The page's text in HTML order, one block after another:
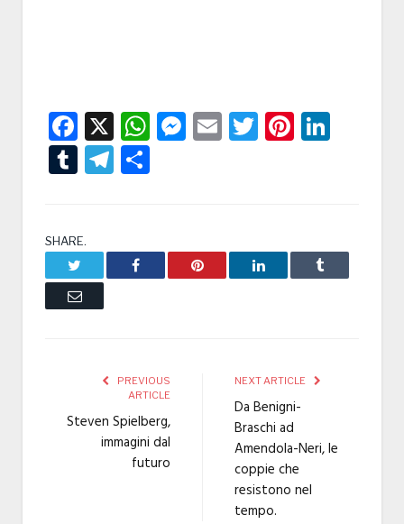
Facebook
X WhatsApp
Messenger
EmailTwitter
TumblrTelegram
SHARE.
Facebook Pinterest LinkedIn Tumblr
Email
PREVIOUS
ARTICLE
Steven Spielberg,
immagini dal
futuro
NEXT ARTICLE
Da Benigni-
Braschi ad
Amendola-Neri, le
coppie che
resistono nel
tempo.